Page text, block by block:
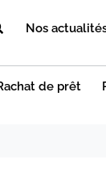
Nos
de prêt